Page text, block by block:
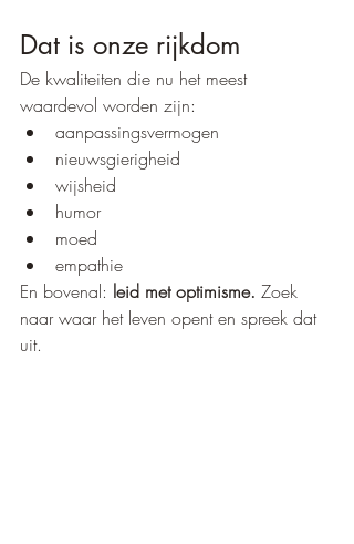
Dat is onze rijkdom
De kwaliteiten die nu het meest
waardevol worden zijn:
aanpassingsvermogen
nieuwsgierigheid
wijsheid
humor
moed
empathie
En bovenal: leid met optimisme. Zoek
naar waar het leven opent en spreek dat
uit.